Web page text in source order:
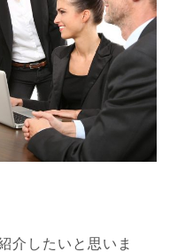
介したいと思いま